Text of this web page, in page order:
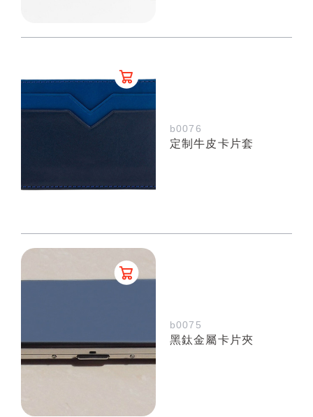
b0076
定制牛皮卡片套
b0075
黑鈦金屬卡片夾